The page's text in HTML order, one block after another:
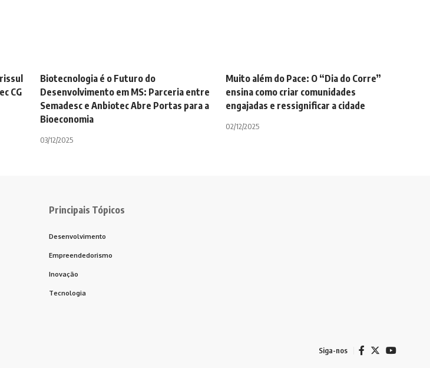
CG
Biotecnologia é o Futuro do
Desenvolvimento em MS: Parceria entre
Semadesc e Anbiotec Abre Portas para a
Bioeconomia
03/12/2025
Muito além do Pace: O “Dia do Corre”
ensina como criar comunidades
engajadas e ressignificar a cidade
02/12/2025
Principais Tópicos
Desenvolvimento
Empreendedorismo
Inovação
Tecnologia
Siga-nos